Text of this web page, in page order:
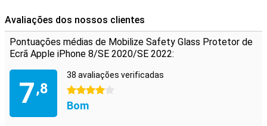
Avaliações dos nossos clientes
Pontuações médias de Mobilize Safety Glass Protetor de
Ecrã Apple iPhone 8/SE 2020/SE 2022:
7,8
38 avaliações verificadas
4 estrelas
Bom